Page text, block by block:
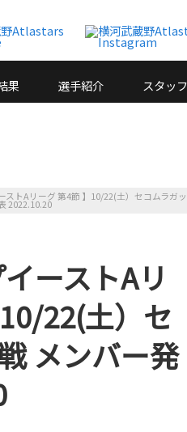
果 選手紹介 スタッ
ストAリーグ 第4節 】10/22(土）セコムラガッ
2022.10.20
ーストAリ
22(土）セ
メンバー発